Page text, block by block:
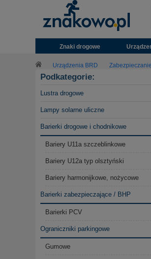
Znaki drogowe
Urządzenia BRD
Podkategorie:
Lustra drogowe
Lampy solarne uliczne
Barierki drogowe i chodnikowe
Bariery U11a szczeblinkowe
Bariery U12a typ olsztyński
Bariery harmonijkowe, nożycowe
Barierki zabezpieczające / BHP
Barierki PCV
Ograniczniki parkingowe
Gumowe